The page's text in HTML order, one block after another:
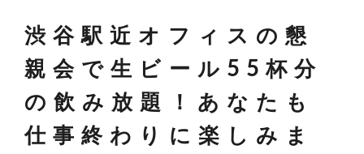
渋谷駅近オフィスの懇
親会で生ビール55杯分
の飲み放題！あなたも
仕事終わりに楽しみま